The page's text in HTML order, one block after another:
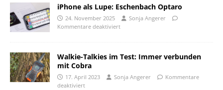
iPhone als Lupe: Eschenbach Optaro
24. November 2025
Sonja Angerer
Kommentare deaktiviert
Walkie-Talkies im Test: Immer verbunden
mit Cobra
17. April 2023 Sonja Angerer
Kommentare
deaktiviert